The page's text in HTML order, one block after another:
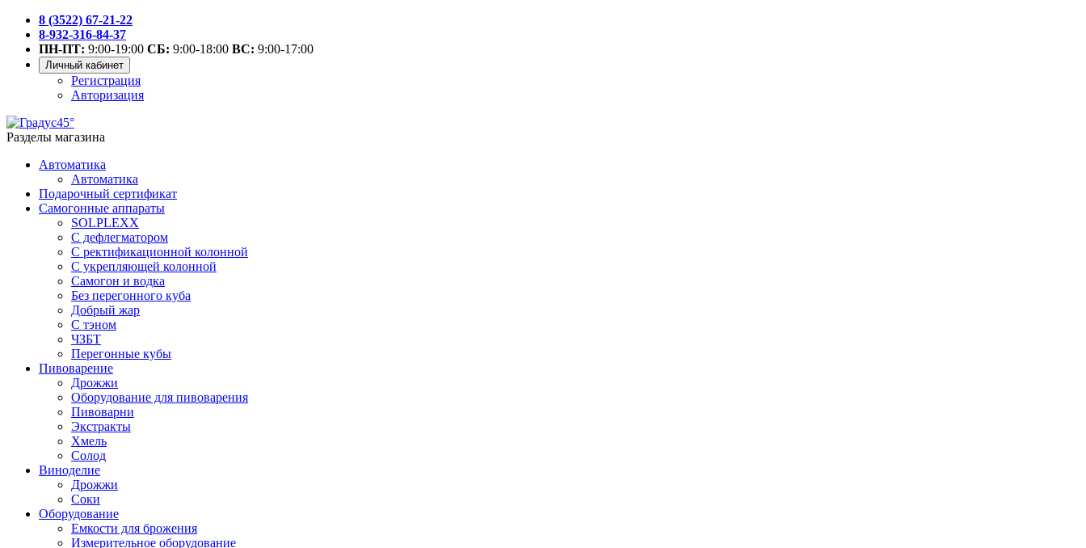
8 (3522) 67-21-22
8-932-316-84-37
ПН-ПТ: 9:00-19:00 СБ: 9:00-18:00 ВС: 9:00-17:00
Личный кабинет
Регистрация
Авторизация
Разделы магазина
Автоматика
Автоматика
Подарочный сертификат
Самогонные аппараты
SOLPLEXX
С дефлегматором
С ректификационной колонной
С укрепляющей колонной
Самогон и водка
Без перегонного куба
Добрый жар
С тэном
ЧЗБТ
Перегонные кубы
Пивоварение
Дрожжи
Оборудование для пивоварения
Пивоварни
Экстракты
Хмель
Солод
Виноделие
Дрожжи
Соки
Оборудование
Емкости для брожения
Измерительное оборудование